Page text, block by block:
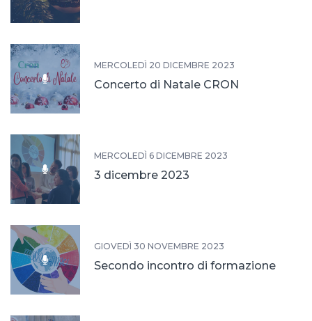
MERCOLEDÌ 20 DICEMBRE 2023
Concerto di Natale CRON
MERCOLEDÌ 6 DICEMBRE 2023
3 dicembre 2023
GIOVEDÌ 30 NOVEMBRE 2023
Secondo incontro di formazione